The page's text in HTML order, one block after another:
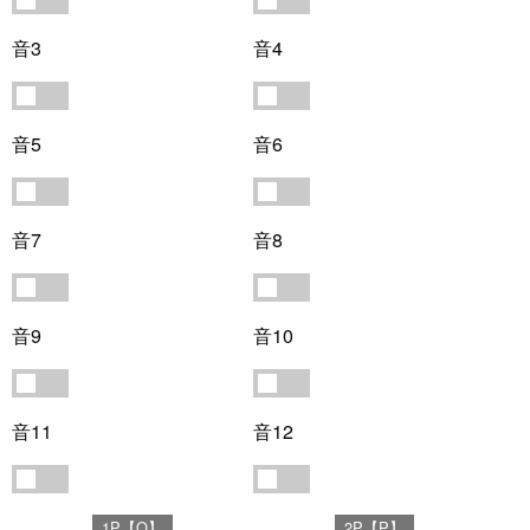
音3 音4
音5 音6
音7 音8
音9 音10
音11 音12